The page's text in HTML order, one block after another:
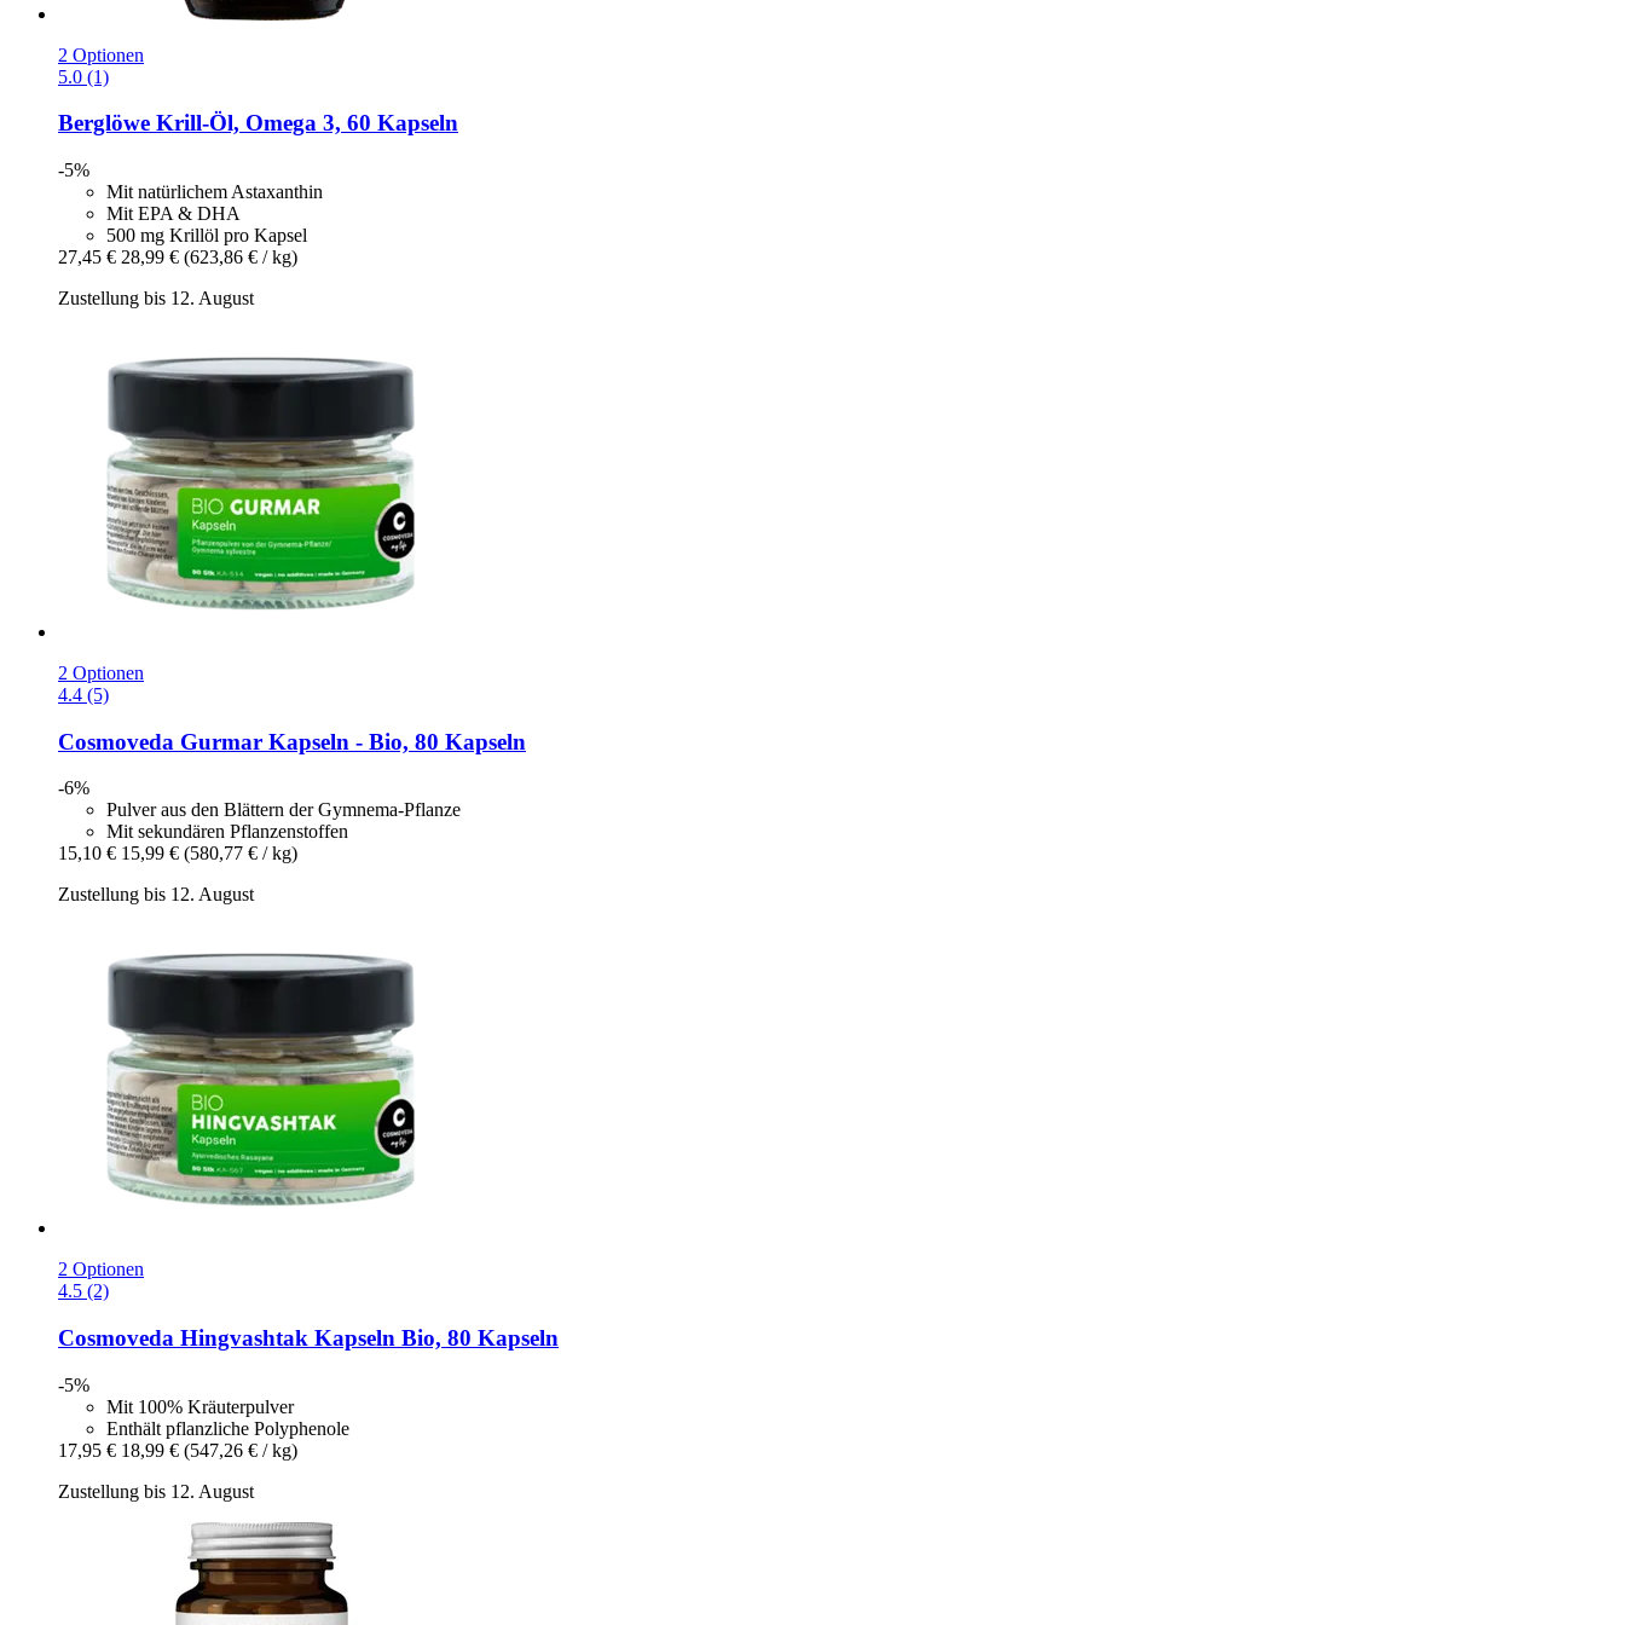
2 Optionen
5.0 (1)
Berglöwe Krill-​Öl, Omega 3, 60 Kapseln
-5%
Mit natürlichem Astaxanthin
Mit EPA & DHA
500 mg Krillöl pro Kapsel
27,45 € 28,99 € (623,86 € / kg)
Zustellung bis 12. August
2 Optionen
4.4 (5)
Cosmoveda Gurmar Kapseln -​ Bio, 80 Kapseln
-6%
Pulver aus den Blättern der Gymnema-Pflanze
Mit sekundären Pflanzenstoffen
15,10 € 15,99 € (580,77 € / kg)
Zustellung bis 12. August
2 Optionen
4.5 (2)
Cosmoveda Hingvashtak Kapseln Bio, 80 Kapseln
-5%
Mit 100% Kräuterpulver
Enthält pflanzliche Polyphenole
17,95 € 18,99 € (547,26 € / kg)
Zustellung bis 12. August